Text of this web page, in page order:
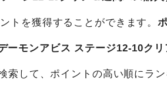
ージ12-10クリア＆週間パス購
トを獲得することができます。